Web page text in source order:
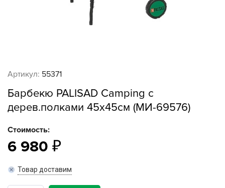
Артикул: 55371
Барбекю PALISAD Camping с
дерев.полками 45х45см (МИ-69576)
Стоимость:
6 980
Товар доставим